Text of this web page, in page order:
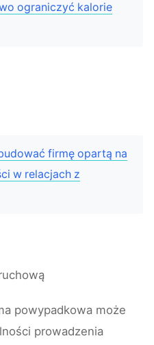
ograniczyć kalorie
firmę opartą na
w relacjach z
powypadkowa może
prowadzenia